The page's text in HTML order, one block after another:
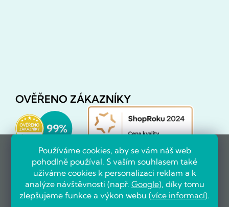
Používáme cookies, aby se vám náš web
pohodlně používal. S vaším souhlasem také
užíváme cookies k personalizaci reklam a k
analýze návštěvnosti (např. Google), díky tomu
zlepšujeme funkce a výkon webu (více informací).
OVĚŘENO ZÁKAZNÍKY
Už více než 5000 zákazníků nás doporučuje na základě recenzí
na portálu Heureka.cz.
Zobrazit více než 5000 recenzí na Heureka.cz
Recenze zákazníků z Heureky